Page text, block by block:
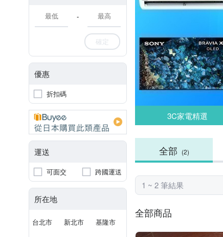
-
確定
優惠
折扣碼
運送
可面交 跨國運送
所在地
台北市 新北市 基隆市
3C家電精選
全部 (2)
1 ~ 2 筆結果
全部商品